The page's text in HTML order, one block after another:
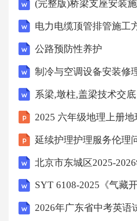
设备的连接应紧密、牢固，
对于穿越楼板和防火墙的风管
应填充防火材料，填充应密实
风口安装1.根据设计要求确
号，风口的位置应符合气流组
安装在障碍物附近。2.安装风
的外观质量，风口表面应平整
伤、变形等缺陷。3.将风口与
式应根据风口的类型和风管
采用法兰连接或螺栓连接，
直，水平度偏差不应超过
(完整版)桥梁支座安装
电力电缆顶管排管施工
公路预防性养护
系梁,墩柱,盖梁技术交底
延续护理护理服务伦理
2026年广东省中考英语